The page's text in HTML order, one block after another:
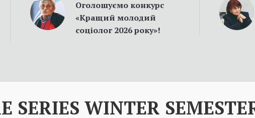
Оголошуємо конкурс
«Кращий молодий
соціолог 2026 року»!
SERIES WINTER